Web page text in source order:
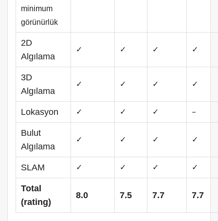
minimum
görünürlük
2D
Algılama
✓ ✓ ✓ ✓
3D
Algılama
✓ ✓ ✓ ✓
Lokasyon ✓ ✓ ✓ –
Bulut
Algılama
✓ ✓ ✓ ✓
SLAM ✓ ✓ ✓ ✓
Total
(rating)
8.0 7.5 7.7 7.7